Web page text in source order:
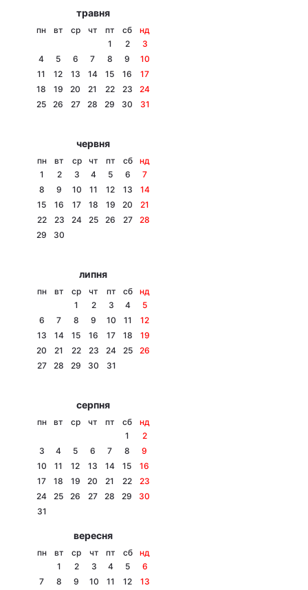
Економіка
Спорт
Техно і зв'язок
Цікавинки
Екологія
Інтерв'ю
Архів
Тема оформлення
травня
пн вт ср чт пт сб
нд
1
2
3
4
5 6 7 8 9
10
11
12 13 14 15 16
17
18
19 20 21 22 23
24
25
26 27 28 29 30 31
червня
пн вт ср чт пт сб
нд
1
2 3 4 5 6
7
8
9 10 11 12 13
14
15
16 17 18 19 20
21
22
23 24 25 26 27
28
29
30
липня
пн вт ср чт пт сб
нд
1
2 3 4
5
6
7 8 9 10 11
12
13
14 15 16 17 18
19
20
21 22 23 24 25
26
27
28 29 30 31
серпня
пн вт ср чт пт сб
нд
1
2
3
4 5 6 7 8
9
10
11 12 13 14 15
16
17
18 19 20 21 22
23
24
25 26 27 28 29
30
31
вересня
пн вт ср чт пт сб
нд
1
2 3 4 5
6
7
8 9 10 11 12
13